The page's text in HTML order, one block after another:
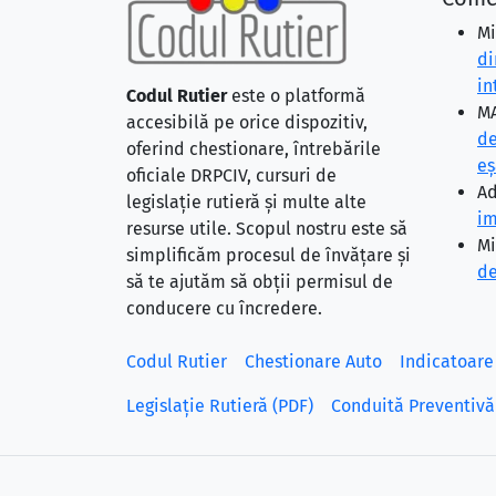
Codul Rutiereste o platformă
accesibilă pe orice dispozitiv,
oferind chestionare, întrebările
oficiale DRPCIV, cursuri de
legislație rutieră și multe alte
resurse utile. Scopul nostru este să
simplificăm procesul de învățare și
să te ajutăm să obții permisul de
conducere cu încredere.
Codul Rutier Chestionare Auto
Legislație Rutieră (PDF) Conduită Preventivă